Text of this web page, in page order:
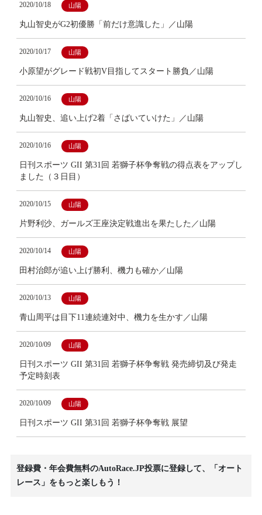
2020/10/18 山陽
丸山智史がG2初優勝「前だけ意識した」／山陽
2020/10/17 山陽
小原望がグレード戦初V目指してスタート勝負／山陽
2020/10/16 山陽
丸山智史、追い上げ2着「さばいていけた」／山陽
2020/10/16 山陽
日刊スポーツ GII 第31回 若獅子杯争奪戦の得点表をアップし
ました（３日目）
2020/10/15 山陽
片野利沙、ガールズ王座決定戦進出を果たした／山陽
2020/10/14 山陽
田村治郎が追い上げ勝利、機力も確か／山陽
2020/10/13 山陽
青山周平は目下11連続連対中、機力を生かす／山陽
2020/10/09 山陽
日刊スポーツ GII 第31回 若獅子杯争奪戦 発売締切及び発走
予定時刻表
2020/10/09 山陽
日刊スポーツ GII 第31回 若獅子杯争奪戦 展望
登録費・年会費無料のAutoRace.JP投票に登録して、「オート
レース」をもっと楽しもう！